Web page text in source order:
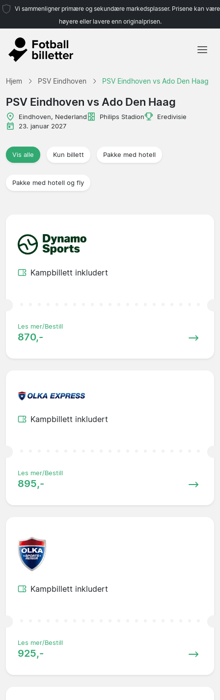
Vi sammenligner primære og sekundære markedsplasser. Prisene kan være
høyere eller lavere enn originalprisen.
Hjem PSV Eindhoven PSV Eindhoven vs Ado Den Haag
PSV Eindhoven vs Ado Den Haag
Eindhoven, Nederland Philips Stadion
Eredivisie
23. januar 2027
Vis alle Kun billett Pakke med hotell
Pakke med hotell og fly
Kampbillett inkludert
Les mer/Bestill
870,-
Kampbillett inkludert
Les mer/Bestill
895,-
Kampbillett inkludert
Les mer/Bestill
925,-